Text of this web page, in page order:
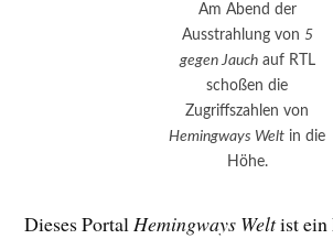
Am Abend der
Ausstrahlung von 5
gegen Jauchauf RTL
schoßen die
Zugriffszahlen von
Hemingways Welt in die
Höhe.
Dieses PortalHemingways Weltist ein